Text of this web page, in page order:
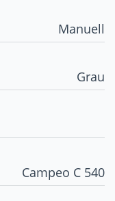
Manuell
Grau
Campeo C 540